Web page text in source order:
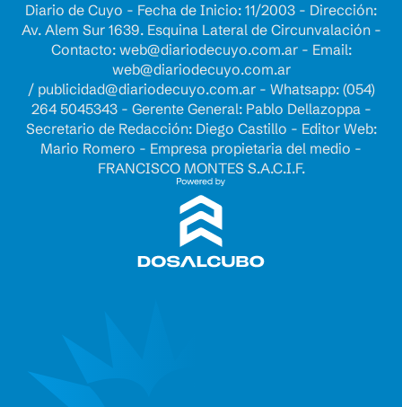
Diario de Cuyo - Fecha de Inicio: 11/2003 - Dirección:
Av. Alem Sur 1639. Esquina Lateral de Circunvalación -
Contacto: web@diariodecuyo.com.ar- Email:
web@diariodecuyo.com.ar
/ publicidad@diariodecuyo.com.ar- Whatsapp: (054)
264 5045343 - Gerente General: Pablo Dellazoppa -
Secretario de Redacción: Diego Castillo - Editor Web:
Mario Romero - Empresa propietaria del medio -
FRANCISCO MONTES S.A.C.I.F.